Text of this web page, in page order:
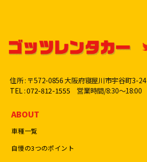
住所 : 〒572-0856 大阪府寝屋川市宇谷町3-24
TEL : 072-812-1555 営業時間/8:30〜18:00
ABOUT
車種一覧
自慢の3つのポイント